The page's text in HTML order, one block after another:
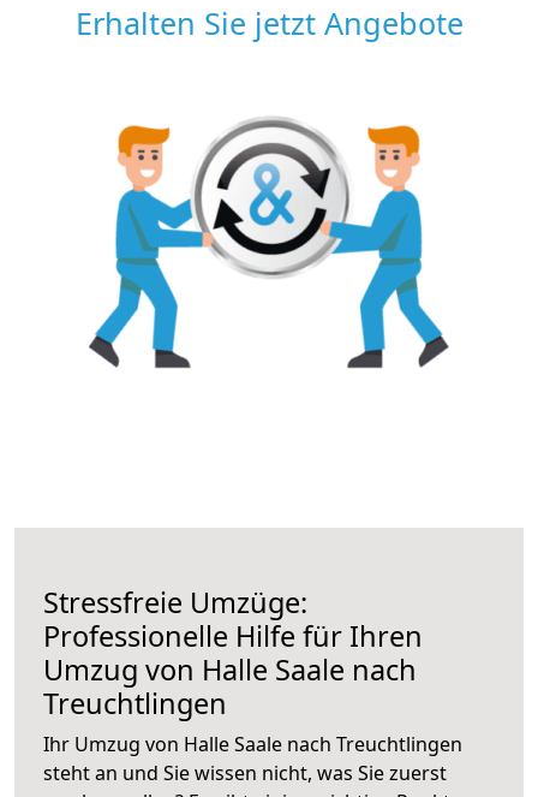
Erhalten Sie jetzt Angebote
Stressfreie Umzüge:
Professionelle Hilfe für Ihren
Umzug von Halle Saale nach
Treuchtlingen
Ihr Umzug von Halle Saale nach Treuchtlingen
steht an und Sie wissen nicht, was Sie zuerst